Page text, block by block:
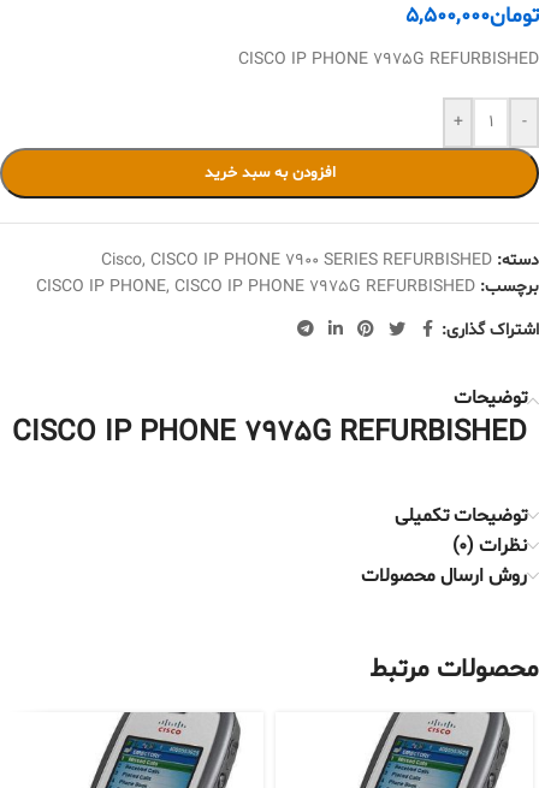
تومان5,500,000
CISCO IP PHONE 7975G REFURBISHED
-
+
افزودن به سبد خرید
دسته: Cisco, CISCO IP PHONE 7900 SERIES REFURBISHED
برچسب:
CISCO IP PHONE, CISCO IP PHONE 7975G REFURBISHED
اشتراک گذاری:
توضیحات
CISCO IP PHONE 7975G REFURBISHED
توضیحات تکمیلی
نظرات (0)
روش ارسال محصولات
محصولات مرتبط